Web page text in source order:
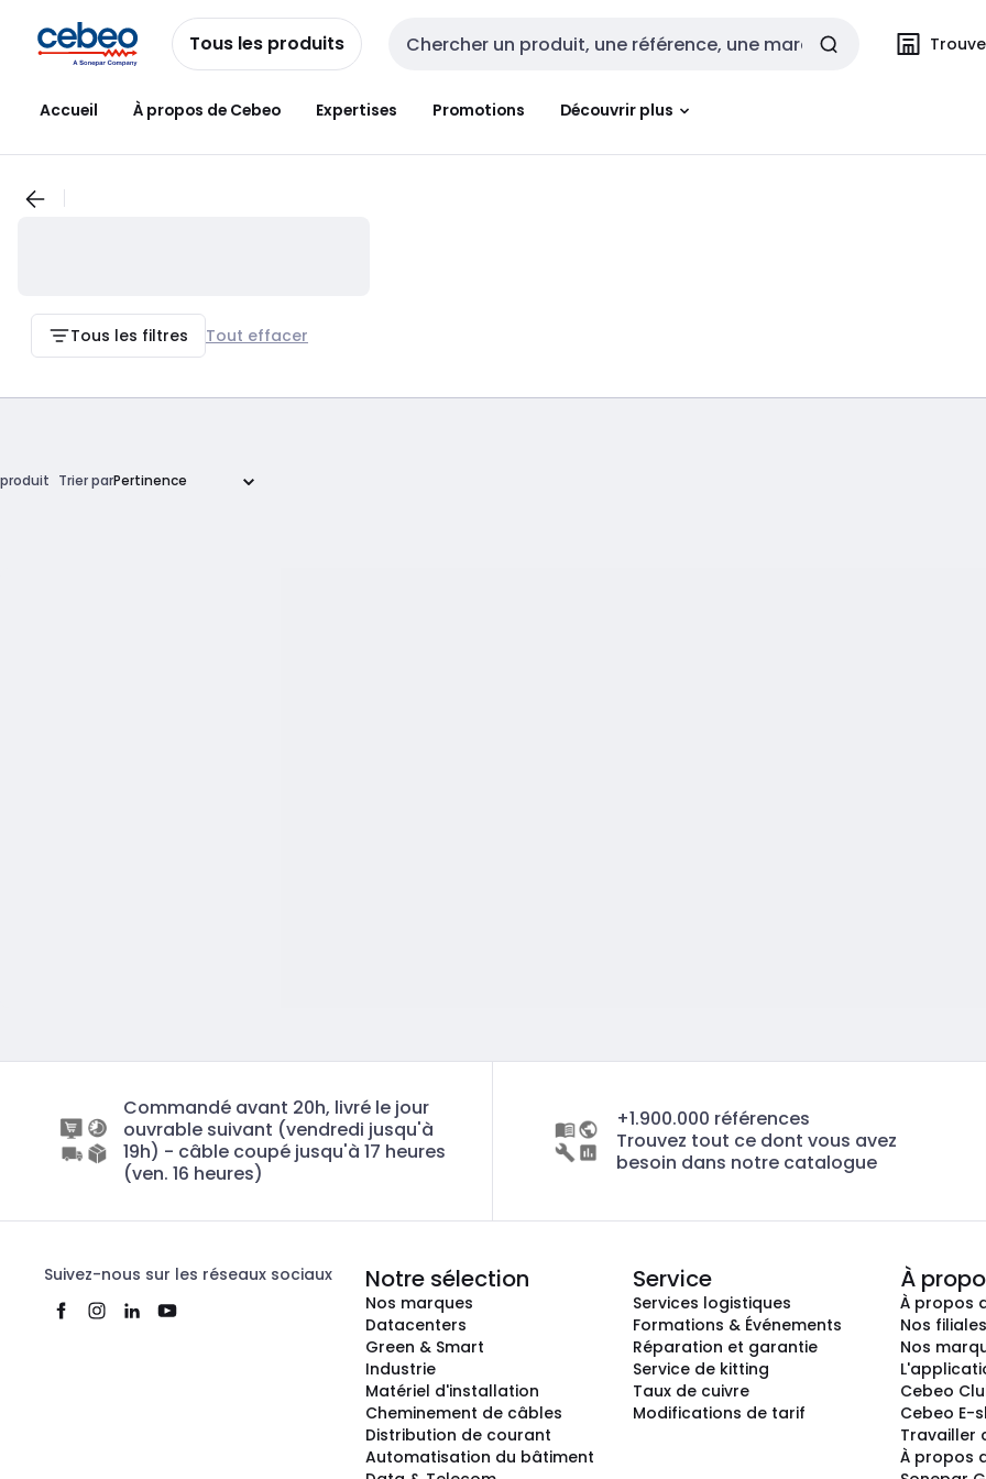
navigationau
contenu
Tous les produits Entrée de recherche
Accueil À propos de Cebeo Expertises Promotions Découvrir plus
Tous les filtres Tout effacer
produit Trier par
Commandé avant 20h, livré le jour
ouvrable suivant (vendredi jusqu'à
19h) - câble coupé jusqu'à 17 heures
(ven. 16 heures)
+1.900.000 références
Trouvez tout ce dont vous avez
besoin dans notre catalogue
Suivez-nous sur les réseaux sociaux Notre sélection
Nos marques
Datacenters
Green & Smart
Industrie
Matériel d'installation
Cheminement de câbles
Distribution de courant
Automatisation du bâtiment
Service
Services logistiques
Formations & Événements
Réparation et garantie
Service de kitting
Taux de cuivre
Modifications de tarif
À
À propos
Nos filiales
Nos
Cebeo
Cebeo E-
Travailler
À propos